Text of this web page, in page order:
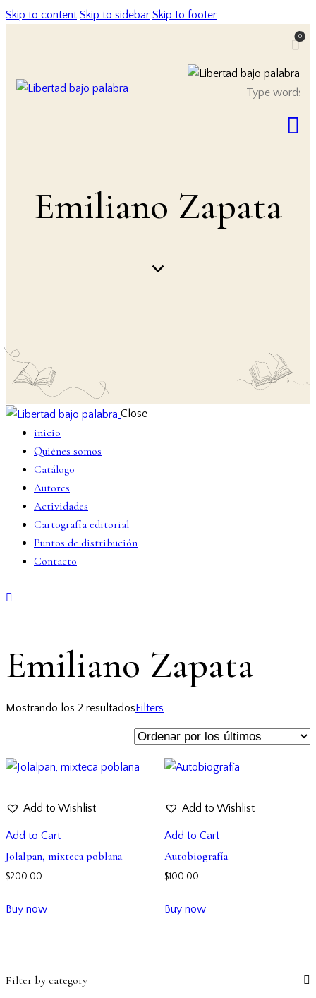
Skip to content Skip to sidebar Skip to footer
0
Emiliano Zapata
Close
inicio
Quiénes somos
Catálogo
Autores
Actividades
Cartografía editorial
Puntos de distribución
Contacto
Emiliano Zapata
Mostrando los 2 resultadosFilters
Add to Wishlist
Add to Cart
Jolalpan, mixteca poblana
$200.00
Buy now
Add to Wishlist
Add to Cart
Autobiografía
$100.00
Buy now
Filter by category